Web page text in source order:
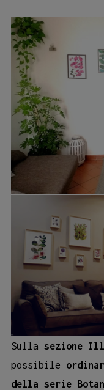
Sulla sezione
possibile
della serie